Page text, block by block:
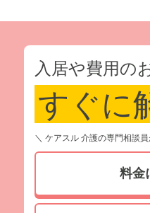
入居や費用の
すぐに
＼ ケアスル 介護の専門相談
料金